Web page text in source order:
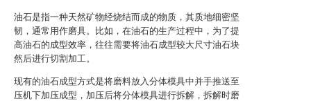
油石是指一种天然矿物经烧结而成的物质，其质地细密坚
韧，通常用作磨具。比如，在油石的生产过程中，为了提
高油石的成型效率，往往需要将油石成型较大尺寸油石块
然后进行切割加工。
现有的油石成型方式是将磨料放入分体模具中并手推送至
压机下加压成型，加压后将分体模具进行拆解，拆解时磨